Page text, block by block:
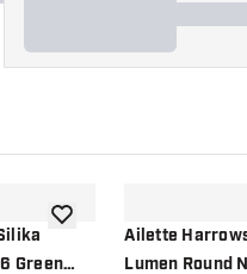
Green
ajouter à la liste de
Ailette
Lumen Round